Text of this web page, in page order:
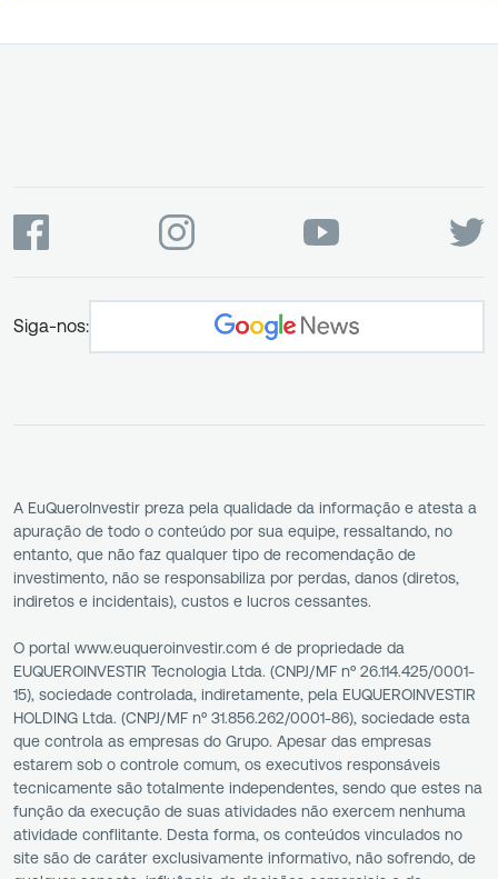
Siga-nos:
A EuQueroInvestir preza pela qualidade da informação e atesta a
apuração de todo o conteúdo por sua equipe, ressaltando, no
entanto, que não faz qualquer tipo de recomendação de
investimento, não se responsabiliza por perdas, danos (diretos,
indiretos e incidentais), custos e lucros cessantes.
O portal www.euqueroinvestir.com é de propriedade da
EUQUEROINVESTIR Tecnologia Ltda. (CNPJ/MF nº 26.114.425/0001-
15), sociedade controlada, indiretamente, pela EUQUEROINVESTIR
HOLDING Ltda. (CNPJ/MF nº 31.856.262/0001-86), sociedade esta
que controla as empresas do Grupo. Apesar das empresas
estarem sob o controle comum, os executivos responsáveis
tecnicamente são totalmente independentes, sendo que estes na
função da execução de suas atividades não exercem nenhuma
atividade conflitante. Desta forma, os conteúdos vinculados no
site são de caráter exclusivamente informativo, não sofrendo, de